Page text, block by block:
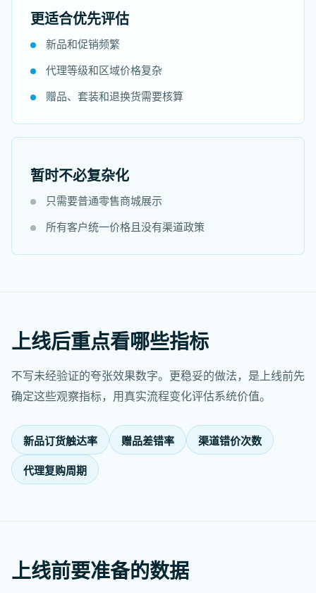
更适合优先评估
新品和促销频繁
代理等级和区域价格复杂
赠品、套装和退换货需要核算
暂时不必复杂化
只需要普通零售商城展示
所有客户统一价格且没有渠道政策
上线后重点看哪些指标
不写未经验证的夸张效果数字。更稳妥的做法，是上线前先
确定这些观察指标，用真实流程变化评估系统价值。
新品订货触达率 赠品差错率 渠道错价次数
代理复购周期
上线前要准备的数据